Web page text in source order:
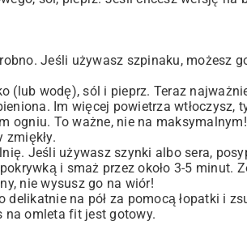
Jeśli używasz szpinaku, możesz
(lub wodę), sól i pieprz. Teraz
Im więcej powietrza wtłoczysz,
ogniu. To ważne, nie na
Jeśli używasz szynki albo sera,
i smaż przez około 3-5 minut.
nie wysusz go na wiór!
delikatnie na pół za pomocą łopatki i
na omleta fit jest gotowy.